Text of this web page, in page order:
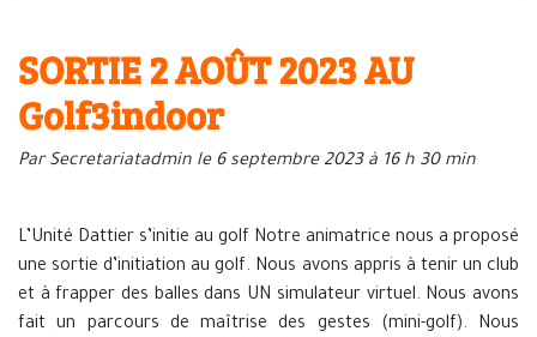
SORTIE 2 AOÛT 2023 AU
Golf3indoor
Par Secretariatadmin le 6 septembre 2023 à 16 h 30 min
L’Unité Dattier s’initie au golf Notre animatrice nous a proposé
une sortie d’initiation au golf. Nous avons appris à tenir un club
et à frapper des balles dans UN simulateur virtuel. Nous avons
fait un parcours de maîtrise des gestes (mini-golf). Nous